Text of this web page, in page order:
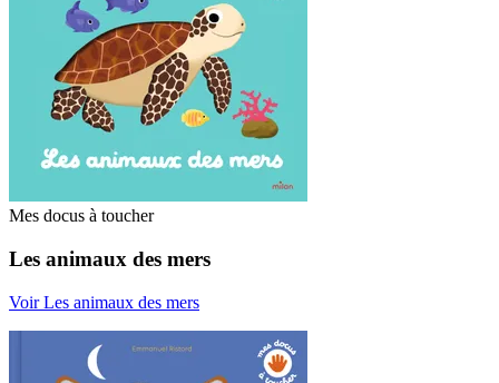
Mes docus à toucher
Les animaux des mers
Voir Les animaux des mers